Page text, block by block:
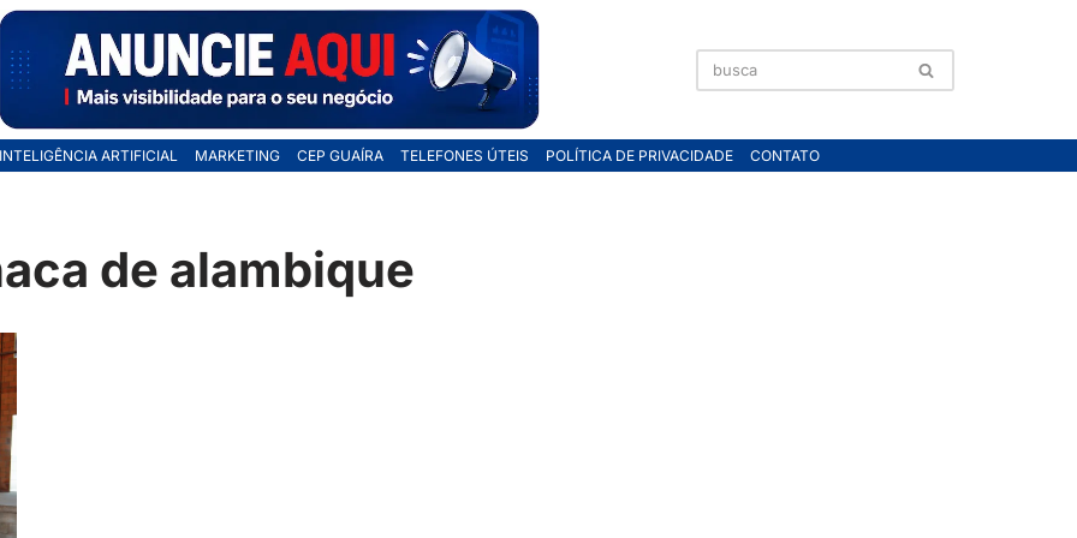
INTELIGÊNCIA ARTIFICIAL MARKETING CEP GUAÍRA TELEFONES ÚTEIS POLÍTICA DE PRIVACIDADE CONTATO
de alambique